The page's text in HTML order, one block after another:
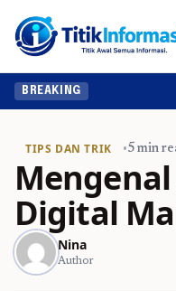
BREAKING
TIPS DAN TRIK •5 min
Digital
Nina
Author